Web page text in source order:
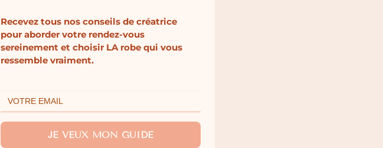
Recevez tous nos conseils de créatrice
pour aborder votre rendez-vous
sereinement et choisir LA robe qui vous
ressemble vraiment.
JE VEUX MON GUIDE